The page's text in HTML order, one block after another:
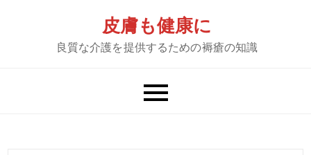
皮膚も健康に
良質な介護を提供するための褥瘡の知識